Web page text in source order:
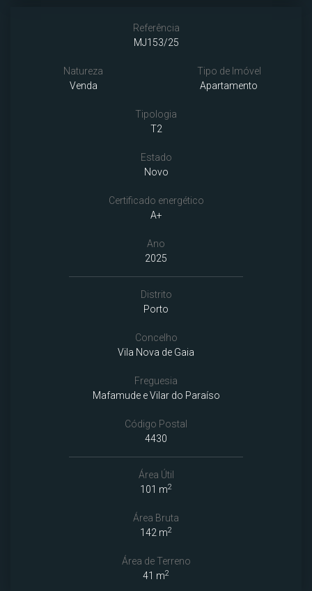
Referência
MJ153/25
Natureza
Venda
Tipo de Imóvel
Apartamento
Tipologia
T2
Estado
Novo
Certificado energético
A+
Ano
2025
Distrito
Porto
Concelho
Vila Nova de Gaia
Freguesia
Mafamude e Vilar do Paraíso
Código Postal
4430
Área Útil
101 m2
Área Bruta
142 m2
Área de Terreno
41 m2